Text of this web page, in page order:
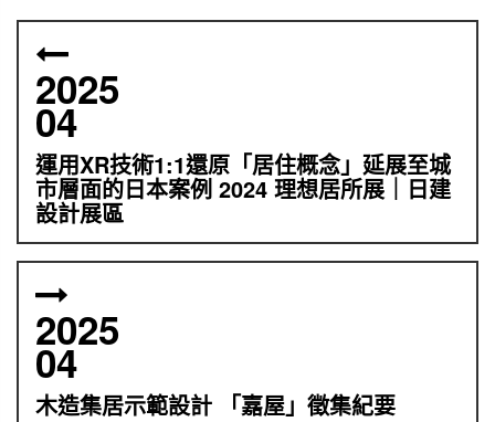
2025
04
運用XR技術1:1還原「居住概念」延展至城
市層面的日本案例 2024 理想居所展｜日建
設計展區
2025
04
木造集居示範設計 「嘉屋」徵集紀要